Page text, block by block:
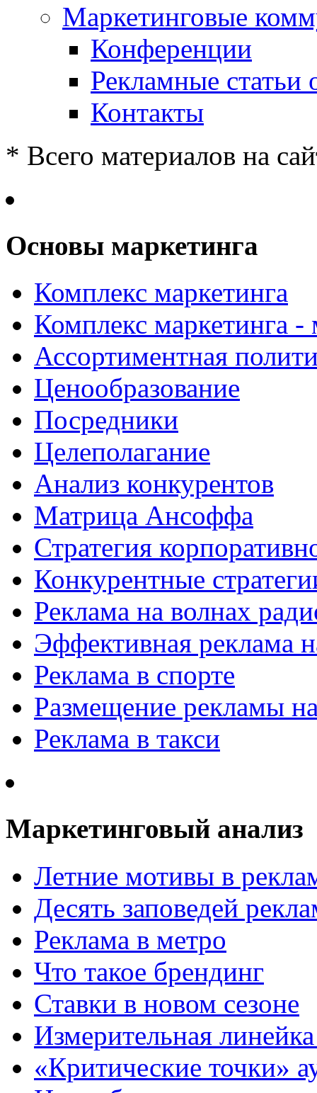
Маркетинговые
Конференции
Рекламные статьи
Контакты
* Всего материалов на
Основы маркетинга
Комплекс маркетинга
Комплекс маркетинга
Ассортиментная
Ценообразование
Посредники
Целеполагание
Анализ конкурентов
Матрица Ансоффа
Стратегия
Конкурентные
Реклама на волнах
Эффективная реклама
Реклама в спорте
Размещение рекламы
Реклама в такси
Маркетинговый анализ
Летние мотивы в
Десять заповедей
Реклама в метро
Что такое брендинг
Ставки в новом сезоне
Измерительная
«Критические точки»